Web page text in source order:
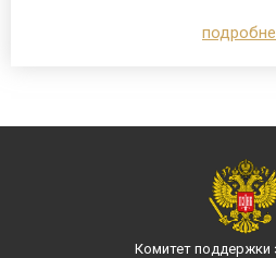
Комитет поддержки